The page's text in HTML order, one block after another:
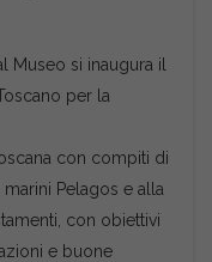
Museo si inaugura il
per la
con compiti di
Pelagos e alla
con obiettivi
e buone